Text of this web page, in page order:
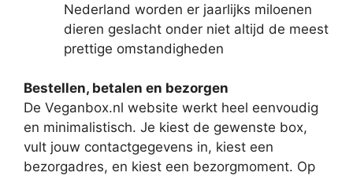
Nederland worden er jaarlijks miloenen
dieren geslacht onder niet altijd de meest
prettige omstandigheden
Bestellen, betalen en bezorgen
De Veganbox.nl website werkt heel eenvoudig
en minimalistisch. Je kiest de gewenste box,
vult jouw contactgegevens in, kiest een
bezorgadres, en kiest een bezorgmoment. Op